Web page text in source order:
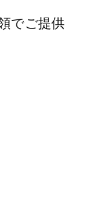
でご提供